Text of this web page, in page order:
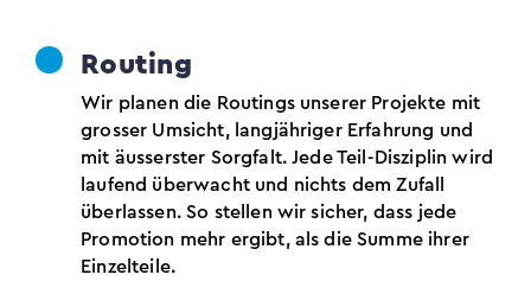
Routing
Wir planen die Routings unserer Projekte mit
grosser Umsicht, langjähriger Erfahrung und
mit äusserster Sorgfalt. Jede Teil-Disziplin wird
laufend überwacht und nichts dem Zufall
überlassen. So stellen wir sicher, dass jede
Promotion mehr ergibt, als die Summe ihrer
Einzelteile.